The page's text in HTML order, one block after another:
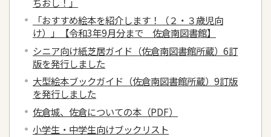
「おすすめ絵本を紹介します！（２・３歳児向
け）」【令和3年9月分まで 佐倉南図書館】
シニア向け紙芝居ガイド（佐倉南図書館所蔵）6訂
版を発行しました
大型絵本ブックガイド（佐倉南図書館所蔵）9訂版
を発行しました
佐倉城、佐倉についての本（PDF）
小学生・中学生向けブックリスト